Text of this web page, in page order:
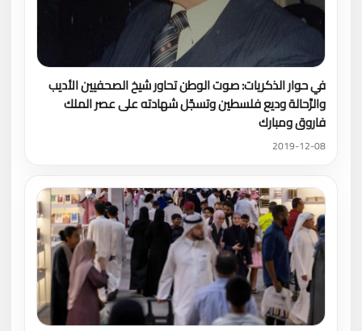
في حوار الذكريات: صوت الوطن تحاور شيخ الصحفيين الأديب
والرَّحالة وديع فلسطين وتسجّل شهادته على عصر الملك
فاروق ومبارك
2019-12-08